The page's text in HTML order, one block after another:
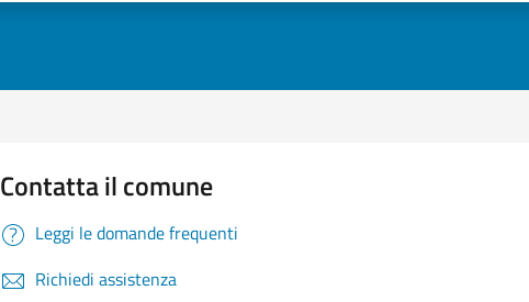
Contatta il comune
Leggi le domande frequenti
Richiedi assistenza